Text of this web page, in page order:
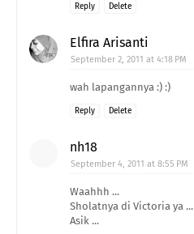
Reply Delete
Elfira Arisanti
September 2, 2011 at 4:18 PM
wah lapangannya :) :)
Reply Delete
nh18
September 4, 2011 at 8:55 PM
Waahhh ...
Sholatnya di Victoria ya ...
Asik ...